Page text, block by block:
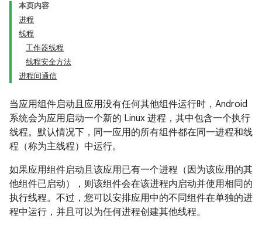
本页内容
进程
线程
工作器线程
线程安全方法
进程间通信
当应用组件启动且应用没有任何其他组件运行时，Android
系统会为应用启动一个新的 Linux 进程，其中包含一个执行
线程。默认情况下，同一应用的所有组件都在同一进程和线
程（称为主线程）中运行。
如果应用组件启动且该应用已有一个进程（因为该应用的其
他组件已启动），则该组件会在该进程内启动并使用相同的
执行线程。不过，您可以安排应用中的不同组件在单独的进
程中运行，并且可以为任何进程创建其他线程。